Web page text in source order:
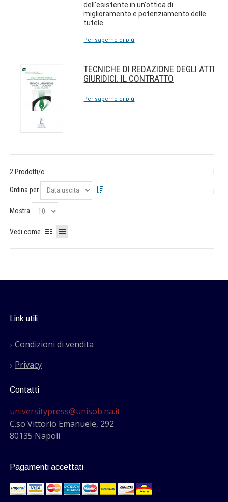
dell'esistente in un'ottica di
miglioramento e potenziamento delle
tutele.
Per saperne di più
TECNICHE DI REDAZIONE DEGLI ATTI
GIURIDICI. IL CONTRATTO
Per saperne di più
2 Prodotti/o
Ordina per
Mostra
Vedi come
Link utili
Condizioni di vendita
Privacy
Contatti
universitypress@unisob.na.it
C.so Vittorio Emanuele, 292
80135 Napoli
Pagamenti accettati